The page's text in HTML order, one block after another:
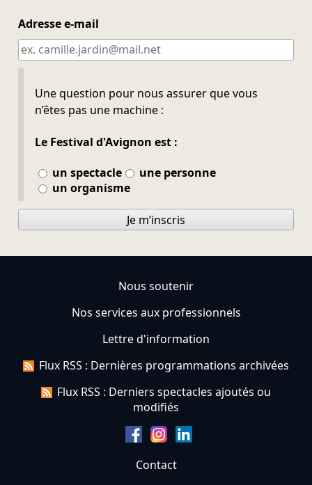
Adresse e-mail
Une question pour nous assurer que vous
n’êtes pas une machine :
Le Festival d'Avignon est :
un spectacle
une personne
un organisme
Ne pas remplir
Je m’inscris
Nous soutenir
Nos services aux professionnels
Lettre d'information
Flux RSS : Dernières programmations archivées
Flux RSS : Derniers spectacles ajoutés ou
modifiés
Contact